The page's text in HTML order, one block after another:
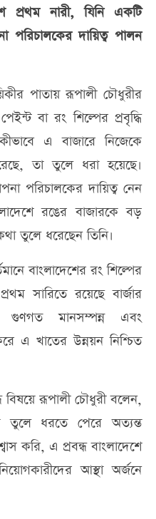
প্রথম নারী, যিনি একটি
পরিচালকের দায়িত্ব পালন
পাতায় রূপালী চৌধুরীর
বা রং শিল্পের প্রবৃদ্ধি
এ বাজারে নিজেকে
তা তুলে ধরা হয়েছে।
পরিচালকের দায়িত্ব নেন
রঙের বাজারকে বড়
তুলে ধরেছেন তিনি।
বাংলাদেশের রং শিল্পের
সারিতে রয়েছে বার্জার
গুণগত মানসম্পন্ন এবং
এ খাতের উন্নয়ন নিশ্চিত
বিষয়ে রূপালী চৌধুরী বলেন,
তুলে ধরতে পেরে অত্যন্ত
করি, এ প্রবন্ধ বাংলাদেশে
আস্থা অর্জনে